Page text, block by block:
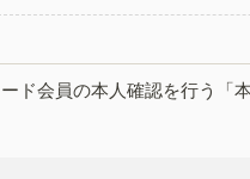
ド会員の本人確認を行う「